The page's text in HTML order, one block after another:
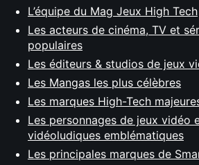
L’équipe du Mag Jeux High Tech
Les acteurs de cinéma, TV et
populaires
Les éditeurs & studios de jeux
Les Mangas les plus célèbres
Les marques High-Tech
Les personnages de jeux vidéo
vidéoludiques emblématiques
Les principales marques de